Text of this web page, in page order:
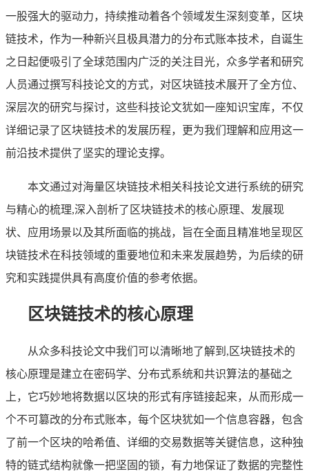
一股强大的驱动力，持续推动着各个领域发生深刻变革，区块
链技术，作为一种新兴且极具潜力的分布式账本技术，自诞生
之日起便吸引了全球范围内广泛的关注目光，众多学者和研究
人员通过撰写科技论文的方式，对区块链技术展开了全方位、
深层次的研究与探讨，这些科技论文犹如一座知识宝库，不仅
详细记录了区块链技术的发展历程，更为我们理解和应用这一
前沿技术提供了坚实的理论支撑。
本文通过对海量区块链技术相关科技论文进行系统的研究
与精心的梳理,深入剖析了区块链技术的核心原理、发展现
状、应用场景以及其所面临的挑战，旨在全面且精准地呈现区
块链技术在科技领域的重要地位和未来发展趋势，为后续的研
究和实践提供具有高度价值的参考依据。
区块链技术的核心原理
从众多科技论文中我们可以清晰地了解到,区块链技术的
核心原理是建立在密码学、分布式系统和共识算法的基础之
上，它巧妙地将数据以区块的形式有序链接起来，从而形成一
个不可篡改的分布式账本，每个区块犹如一个信息容器，包含
了前一个区块的哈希值、详细的交易数据等关键信息，这种独
特的链式结构就像一把坚固的锁，有力地保证了数据的完整性